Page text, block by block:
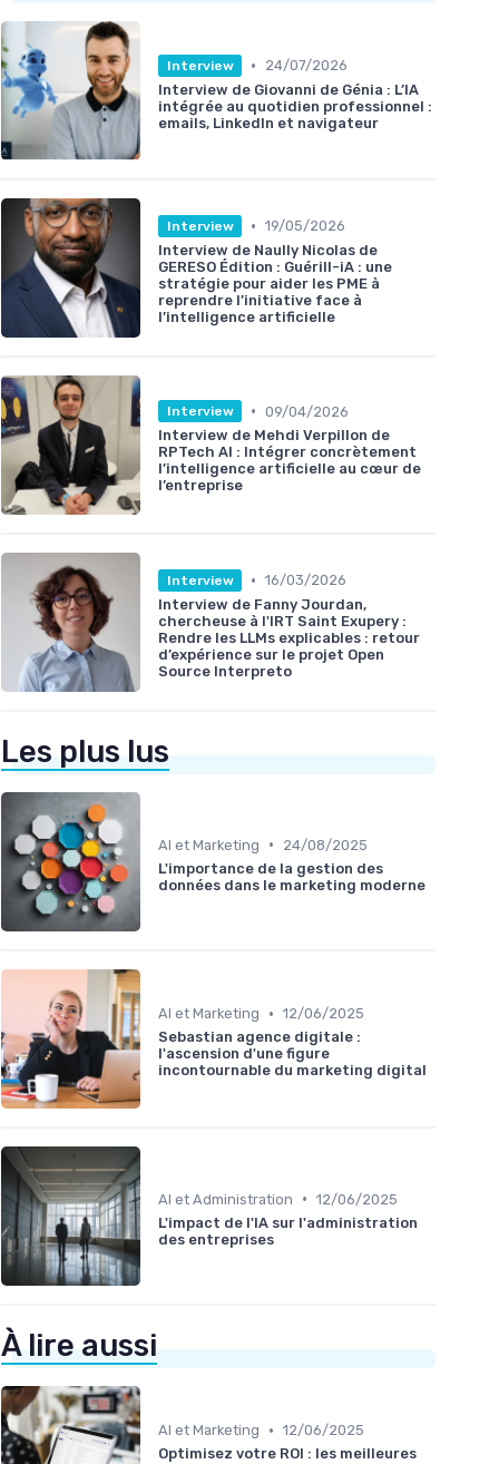
Interview •
24/07/2026
Interview de Giovanni de Génia : L’IA
intégrée au quotidien professionnel :
emails, LinkedIn et navigateur
Interview • 19/05/2026
Interview de Naully Nicolas de
GERESO Édition : Guérill-iA : une
stratégie pour aider les PME à
reprendre l’initiative face à
l’intelligence artificielle
Interview • 09/04/2026
Interview de Mehdi Verpillon de
RPTech AI : Intégrer concrètement
l’intelligence artificielle au cœur de
l’entreprise
Interview • 16/03/2026
Interview de Fanny Jourdan,
chercheuse à l'IRT Saint Exupery :
Rendre les LLMs explicables : retour
d’expérience sur le projet Open
Source Interpreto
Les plus lus
AI et Marketing •
24/08/2025
L'importance de la gestion des
données dans le marketing moderne
AI et Marketing • 12/06/2025
Sebastian agence digitale :
l'ascension d'une figure
incontournable du marketing digital
AI et Administration • 12/06/2025
L'impact de l'IA sur l'administration
des entreprises
À lire aussi
AI et Marketing • 12/06/2025
Optimisez votre ROI : les meilleures